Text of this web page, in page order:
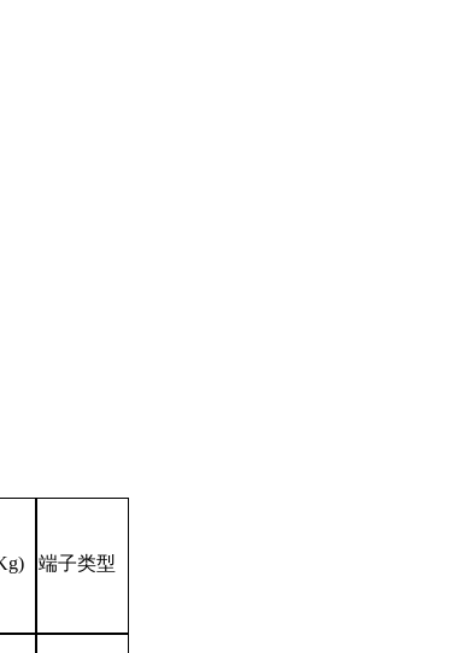
端子类型